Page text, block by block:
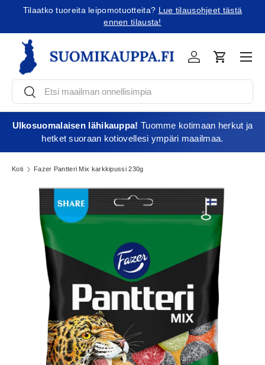
Tilaatko tuoreita leipomotuotteita? Lue tilausohjeet tästä
ennen tilausta!
EtsiEtsi
KirjauduOstoskori
Ulkosuomalaisen lähikauppa! Tuomme kotimaan herkut ja
hetket suoraan kotiovellesi ympäri maailmaa.
Koti Fazer Pantteri Mix karkkipussi 230g